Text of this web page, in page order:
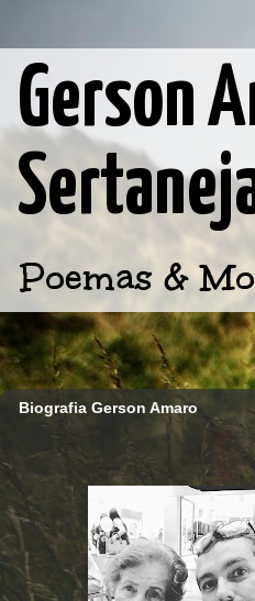
Gerson
Poemas &
Biografia Gerson Amaro